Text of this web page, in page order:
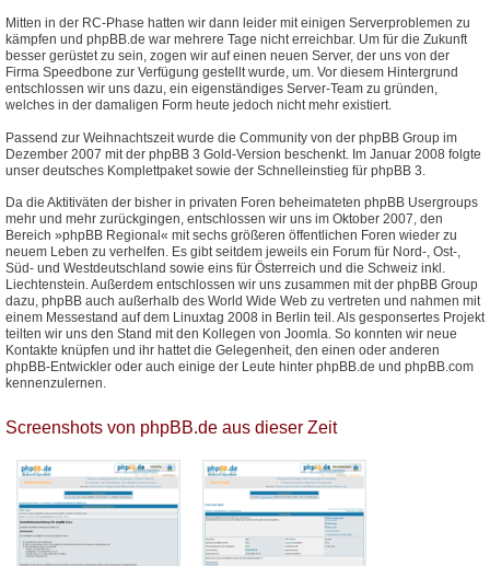
Mitten in der RC-Phase hatten wir dann leider mit einigen Serverproblemen zu
kämpfen und phpBB.de war mehrere Tage nicht erreichbar. Um für die Zukunft
besser gerüstet zu sein, zogen wir auf einen neuen Server, der uns von der
Firma Speedbone zur Verfügung gestellt wurde, um. Vor diesem Hintergrund
entschlossen wir uns dazu, ein eigenständiges Server-Team zu gründen,
welches in der damaligen Form heute jedoch nicht mehr existiert.
Passend zur Weihnachtszeit wurde die Community von der phpBB Group im
Dezember 2007 mit der phpBB 3 Gold-Version beschenkt. Im Januar 2008 folgte
unser deutsches Komplettpaket sowie der Schnelleinstieg für phpBB 3.
Da die Aktitiväten der bisher in privaten Foren beheimateten phpBB Usergroups
mehr und mehr zurückgingen, entschlossen wir uns im Oktober 2007, den
Bereich »phpBB Regional« mit sechs größeren öffentlichen Foren wieder zu
neuem Leben zu verhelfen. Es gibt seitdem jeweils ein Forum für Nord-, Ost-,
Süd- und Westdeutschland sowie eins für Österreich und die Schweiz inkl.
Liechtenstein. Außerdem entschlossen wir uns zusammen mit der phpBB Group
dazu, phpBB auch außerhalb des World Wide Web zu vertreten und nahmen mit
einem Messestand auf dem Linuxtag 2008 in Berlin teil. Als gesponsertes Projekt
teilten wir uns den Stand mit den Kollegen von Joomla. So konnten wir neue
Kontakte knüpfen und ihr hattet die Gelegenheit, den einen oder anderen
phpBB-Entwickler oder auch einige der Leute hinter phpBB.de und phpBB.com
kennenzulernen.
Screenshots von phpBB.de aus dieser Zeit